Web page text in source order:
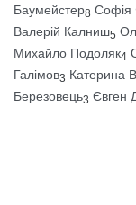
Баумейстер8 Софія
Валерій Калниш5
Михайло Подоляк4
Галімов3 Катерина
Березовець3 Євген